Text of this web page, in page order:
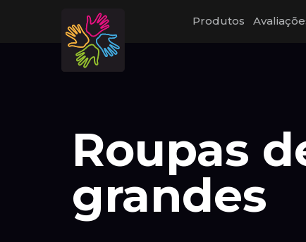
Produtos
Roupas
grandes